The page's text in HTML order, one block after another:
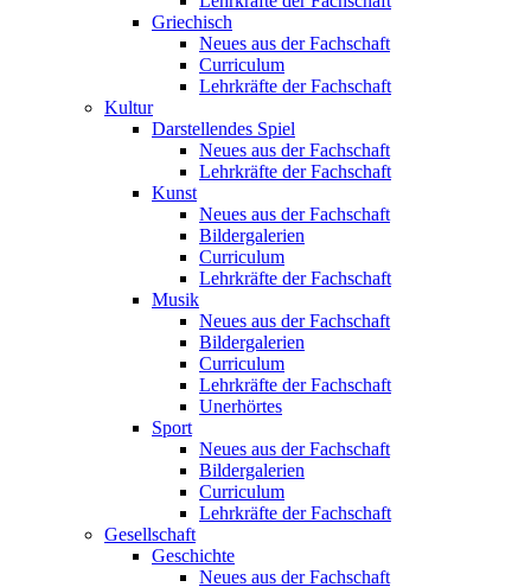
Griechisch
Neues aus der Fachschaft
Curriculum
Lehrkräfte der Fachschaft
Kultur
Darstellendes Spiel
Neues aus der Fachschaft
Lehrkräfte der Fachschaft
Kunst
Neues aus der Fachschaft
Bildergalerien
Curriculum
Lehrkräfte der Fachschaft
Musik
Neues aus der Fachschaft
Bildergalerien
Curriculum
Lehrkräfte der Fachschaft
Unerhörtes
Sport
Neues aus der Fachschaft
Bildergalerien
Curriculum
Lehrkräfte der Fachschaft
Gesellschaft
Geschichte
Neues aus der Fachschaft